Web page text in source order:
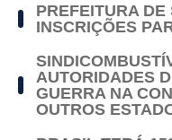
PREFEITURA
INSCRIÇÕES
AUTORIDADES
GUERRA NA
OUTROS